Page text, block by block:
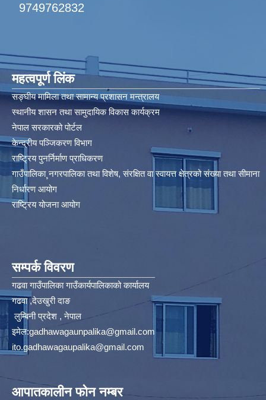
9749762832
महत्वपूर्ण लिंक
सङ्घीय मामिला तथा सामान्य प्रशासन मन्त्रालय
स्थानीय शासन तथा सामुदायिक विकास कार्यक्रम
नेपाल सरकारको पोर्टल
केन्द्रीय पञ्जिकरण विभाग
राष्ट्रिय पुनर्निर्माण प्राधिकरण
गाउँपालिका¸नगरपालिका तथा विशेष, संरक्षित वा स्वायत्त क्षेत्रको संख्या तथा सीमाना
निर्धारण आयोग​
राष्ट्रिय योजना आयोग
सम्पर्क विवरण
गढवा गाउँपालिका गाउँकार्यपालिकाको कार्यालय
गढवा ,देउखुरी दाङ
लुम्बिनी प्रदेश , नेपाल
इमेल:gadhawagaunpalika@gmail.com
ito.gadhawagaupalika@gmail.com
आपातकालीन फोन नम्बर